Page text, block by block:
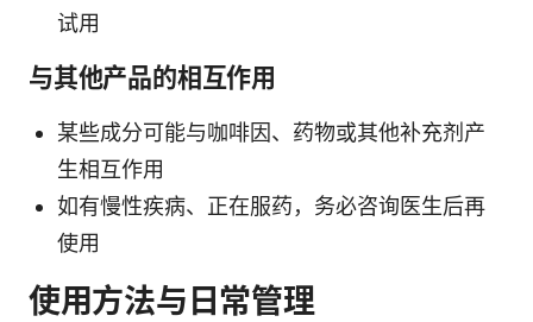
试用
与其他产品的相互作用
某些成分可能与咖啡因、药物或其他补充剂产
生相互作用
如有慢性疾病、正在服药，务必咨询医生后再
使用
使用方法与日常管理